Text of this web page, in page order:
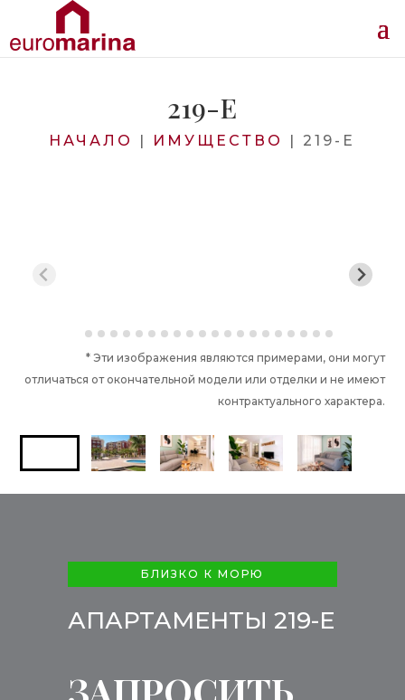
219-E
НАЧАЛО | ИМУЩЕСТВО | 219-E
* Эти изображения являются примерами, они могут
отличаться от окончательной модели или отделки и не имеют
контрактуального характера.
БЛИЗКО К МОРЮ
АПАРТАМЕНТЫ 219-E